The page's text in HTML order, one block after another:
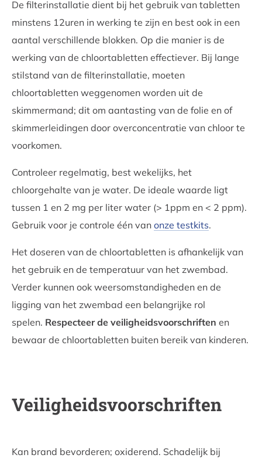
De filterinstallatie dient bij het gebruik van tabletten
minstens 12uren in werking te zijn en best ook in een
aantal verschillende blokken. Op die manier is de
werking van de chloortabletten effectiever. Bij lange
stilstand van de filterinstallatie, moeten
chloortabletten weggenomen worden uit de
skimmermand; dit om aantasting van de folie en of
skimmerleidingen door overconcentratie van chloor te
voorkomen.
Controleer regelmatig, best wekelijks, het
chloorgehalte van je water. De ideale waarde ligt
tussen 1 en 2 mg per liter water (> 1ppm en < 2 ppm).
Gebruik voor je controle één van onze testkits.
Het doseren van de chloortabletten is afhankelijk van
het gebruik en de temperatuur van het zwembad.
Verder kunnen ook weersomstandigheden en de
ligging van het zwembad een belangrijke rol
spelen. Respecteer de veiligheidsvoorschriften en
bewaar de chloortabletten buiten bereik van kinderen.
Veiligheidsvoorschriften
Kan brand bevorderen; oxiderend. Schadelijk bij